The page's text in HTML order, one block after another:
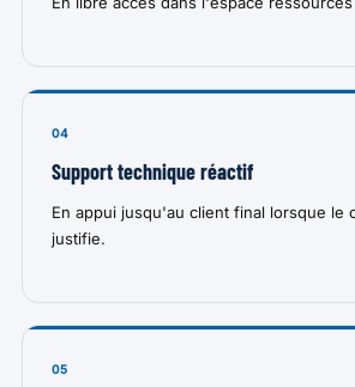
04
Support technique réactif
En appui jusqu'au client final lorsque le
justifie.
05